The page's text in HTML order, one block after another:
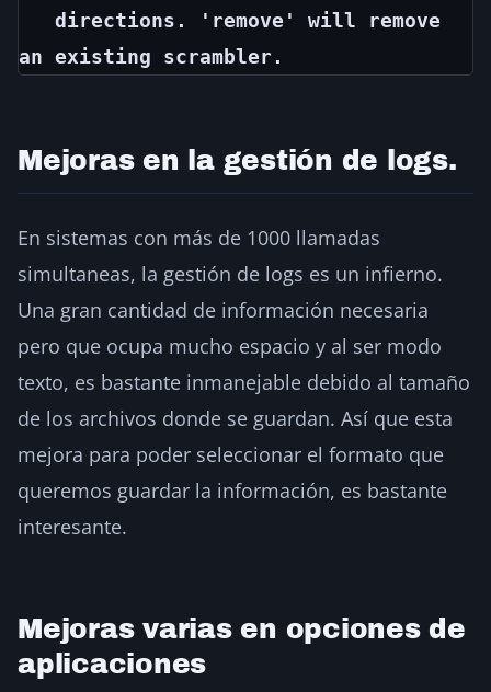
directions. 'remove' will remove
an existing scrambler.
Mejoras en la gestión de logs.
En sistemas con más de 1000 llamadas
simultaneas, la gestión de logs es un infierno.
Una gran cantidad de información necesaria
pero que ocupa mucho espacio y al ser modo
texto, es bastante inmanejable debido al tamaño
de los archivos donde se guardan. Así que esta
mejora para poder seleccionar el formato que
queremos guardar la información, es bastante
interesante.
Mejoras varias en opciones de
aplicaciones